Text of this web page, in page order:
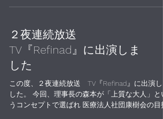
２夜連続放送
TV『Refinad』に出演しま
した
この度、２夜連続放送 TV『Refinad』に出演し
した。 今回、理事長の森本が「上質な大人」と
うコンセプトで選ばれ 医療法人社団康樹会の目